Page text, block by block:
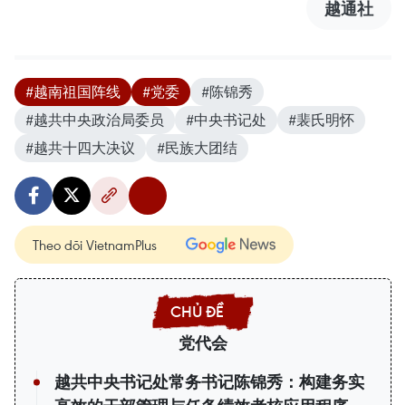
越通社
#越南祖国阵线 #党委
#陈锦秀
#越共中央政治局委员
#中央书记处
#裴氏明怀
#越共十四大决议
#民族大团结
Theo dõi VietnamPlus
党代会
越共中央书记处常务书记陈锦秀：构建务实